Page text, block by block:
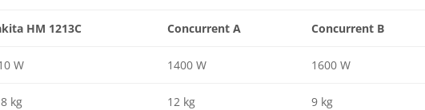
HM 1213C Concurrent A Concurrent B
W 1400 W 1600 W
kg 12 kg 9 kg